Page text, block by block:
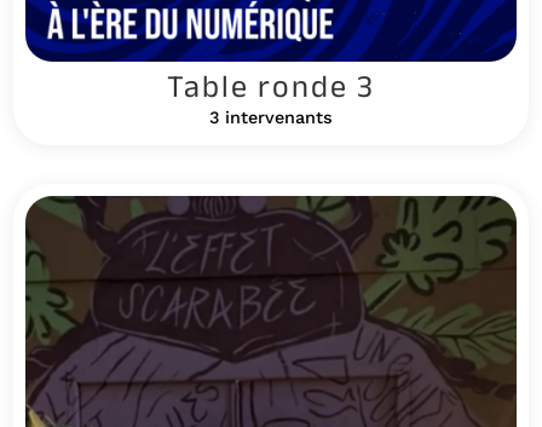
Table ronde 3
3 intervenants